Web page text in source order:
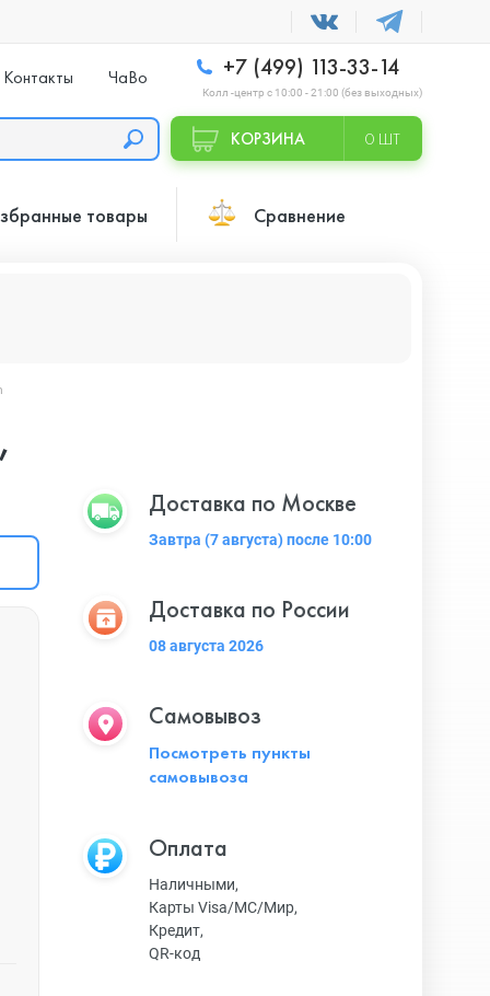
Контакты ЧаВо +7 (499) 113-33-14
Колл -центр с 10:00 - 21:00 (без выходных)
КОРЗИНА 0 ШТ
товары Сравнение
Доставка по Москве
Завтра (7 августа) после 10:00
Доставка по России
08 августа 2026
Самовывоз
Посмотреть пункты
самовывоза
Оплата
Наличными,
Карты Visa/MC/Мир,
Кредит,
QR-код